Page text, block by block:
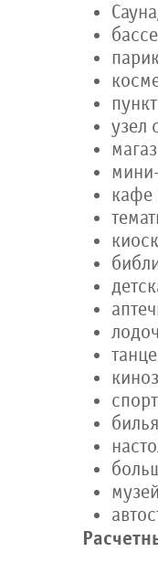
узел
кафе